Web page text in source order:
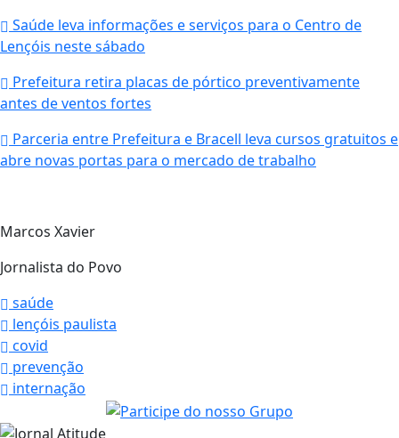
Saúde leva informações e serviços para o Centro de
Lençóis neste sábado
Prefeitura retira placas de pórtico preventivamente
antes de ventos fortes
Parceria entre Prefeitura e Bracell leva cursos gratuitos e
abre novas portas para o mercado de trabalho
Marcos Xavier
Jornalista do Povo
saúde
lençóis paulista
covid
prevenção
internação